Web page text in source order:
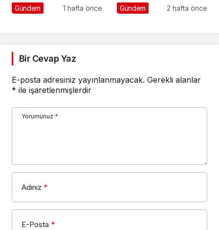
yangınlarını söndürme
Gündem 1 hafta önce Gündem 2 hafta önce
Bir Cevap Yaz
E-posta adresiniz yayınlanmayacak. Gerekli alanlar
* ile işaretlenmişlerdir
Yorumunuz *
Adınız *
E-Posta *